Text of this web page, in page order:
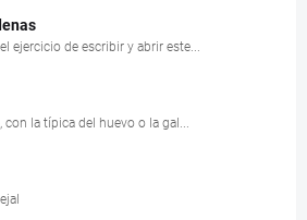
ejercicio de escribir y abrir este...
con la típica del huevo o la gal...